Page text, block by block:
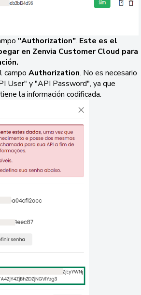
"Authorization". Este es el
en Zenvia Customer Cloud para
campo Authorization. No es necesario
User" y "API Password", ya que
la información codificada.